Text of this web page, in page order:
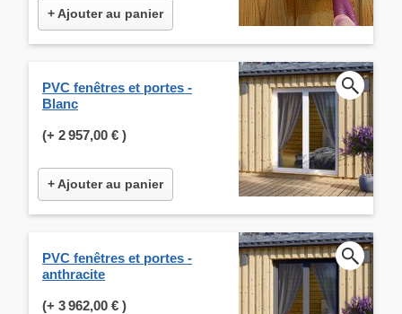
+ Ajouter au panier
PVC fenêtres et portes -
Blanc
(+ 2 957,00 € )
+ Ajouter au panier
PVC fenêtres et portes -
anthracite
(+ 3 962,00 € )